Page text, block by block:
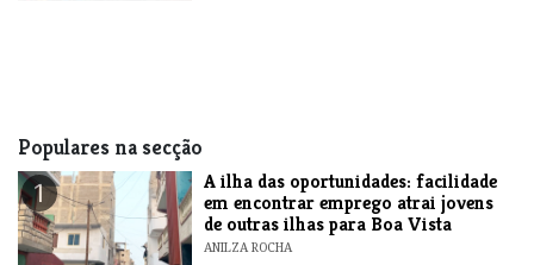
Populares na secção
1
A ilha das oportunidades: facilidade
em encontrar emprego atrai jovens
de outras ilhas para Boa Vista
ANILZA ROCHA